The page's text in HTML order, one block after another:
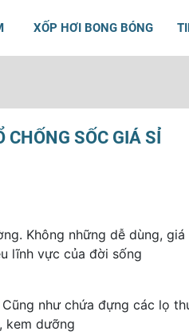
XỐP HƠI BONG BÓNG
CHỐNG SỐC GIÁ SỈ
Không những dễ dùng,
lĩnh vực của đời sống
như chứa đựng các lọ
kem dưỡng